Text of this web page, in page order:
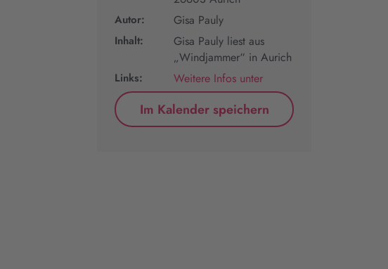
Autor: Gisa Pauly
Inhalt:
Gisa Pauly liest aus
„Windjammer“ in Aurich
Links: Weitere Infos unter
Im Kalender speichern